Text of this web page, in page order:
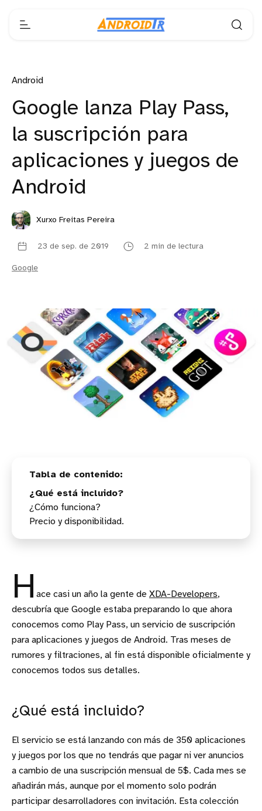
Android
Google lanza Play Pass,
la suscripción para
aplicaciones y juegos de
Android
Xurxo Freitas Pereira
23 de sep. de 2019 2 min de lectura
Google
¿Qué está incluido?
¿Cómo funciona?
Precio y disponibilidad.
H ace casi un año la gente de XDA-Developers,
descubría que Google estaba preparando lo que ahora
conocemos como Play Pass, un servicio de suscripción
para aplicaciones y juegos de Android. Tras meses de
rumores y filtraciones, al fin está disponible oficialmente y
conocemos todos sus detalles.
¿Qué está incluido?
El servicio se está lanzando con más de 350 aplicaciones
y juegos por los que no tendrás que pagar ni ver anuncios
a cambio de una suscripción mensual de 5$. Cada mes se
añadirán más, aunque por el momento solo podrán
participar desarrolladores con invitación. Esta colección